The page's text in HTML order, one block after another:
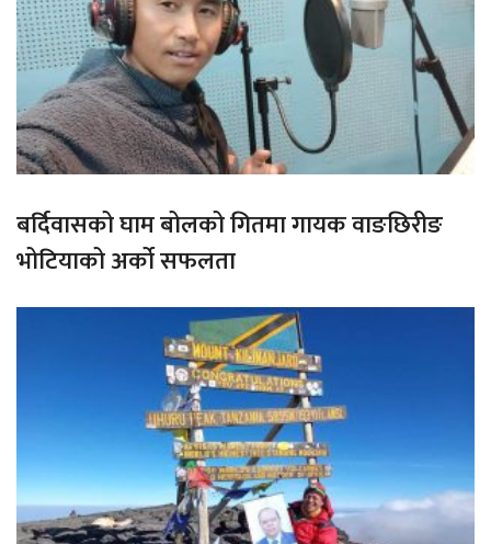
बर्दिवासको घाम बोलको गितमा गायक वाङछिरीङ
भोटियाको अर्को सफलता